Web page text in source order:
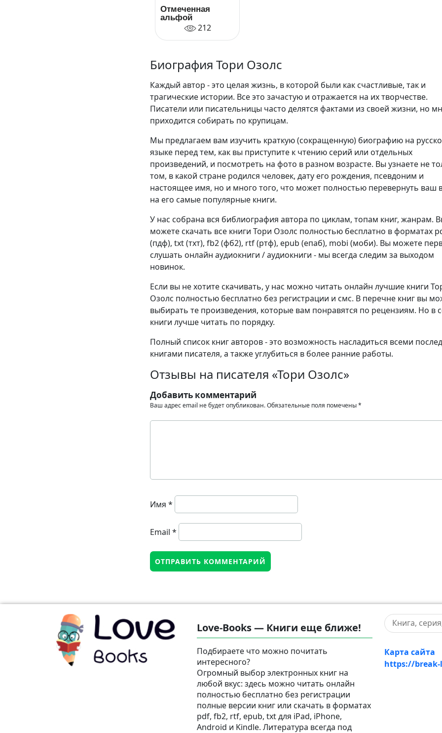
Отмеченная
альфой
212
Биография Тори Озолс
Каждый автор - это целая жизнь, в которой были как счастливые, так и
трагические истории. Все это зачастую и отражается на их творчестве.
Писатели или писательницы часто делятся фактами из своей жизни, но
приходится собирать по крупицам.
Мы предлагаем вам изучить краткую (сокращенную) биографию на
языке перед тем, как вы приступите к чтению серий или отдельных
произведений, и посмотреть на фото в разном возрасте. Вы узнаете не
том, в какой стране родился человек, дату его рождения, псевдоним и
настоящее имя, но и много того, что может полностью перевернуть ваш
на его самые популярные книги.
У нас собрана вся библиография автора по циклам, топам книг, жанрам.
можете скачать все книги Тори Озолс полностью бесплатно в форматах
(пдф), txt (тхт), fb2 (фб2), rtf (ртф), epub (епаб), mobi (моби). Вы можете
слушать онлайн аудиокниги / аудиокниги - мы всегда следим за выходом
новинок.
Если вы не хотите скачивать, у нас можно читать онлайн лучшие книги
Озолс полностью бесплатно без регистрации и смс. В перечне книг вы
выбирать те произведения, которые вам понравятся по рецензиям. Но в
книги лучше читать по порядку.
Полный список книг авторов - это возможность насладиться всеми
книгами писателя, а также углубиться в более ранние работы.
Отзывы на писателя «Тори Озолс»
Добавить комментарий
Ваш адрес email не будет опубликован.Обязательные поля помечены*
Имя *
Email *
Love-Books — Книги еще ближе!
Подбираете что можно почитать
интересного?
Огромный выбор электронных книг на
любой вкус: здесь можно читать онлайн
полностью бесплатно без регистрации
полные версии книг или скачать в форматах
pdf, fb2, rtf, epub, txt для iPad, iPhone,
Android и Kindle. Литература всегда под
Карта сайта
https://break-